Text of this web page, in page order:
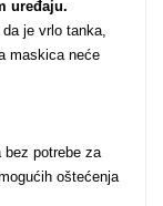
uređaju.
je vrlo tanka,
maskica neće
bez potrebe za
oštećenja